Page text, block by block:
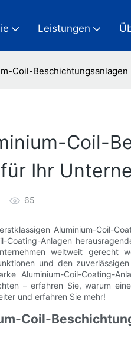
Leistungen
Coil-
Coil-
Ihr
65
Aluminium-Coil-
Coating-Anlagen
weltweit gerecht
und den
Aluminium-Coil-Coating-
– erfahren Sie, warum
und erfahren Sie mehr!
Coil-